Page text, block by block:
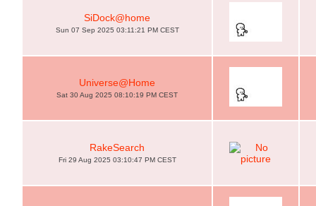
SiDock@home
Sun 07 Sep 2025 03:11:21 PM CEST
Universe@Home
Sat 30 Aug 2025 08:10:19 PM CEST
RakeSearch
Fri 29 Aug 2025 03:10:47 PM CEST